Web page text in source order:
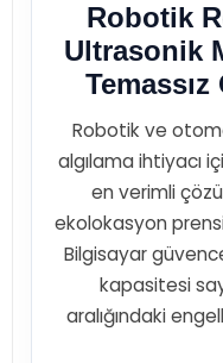
Robotik
Ultrasonik
Robotik ve
algılama ihtiyacı
en verimli
ekolokasyon
Bilgisayar
kapasitesi
aralığındaki